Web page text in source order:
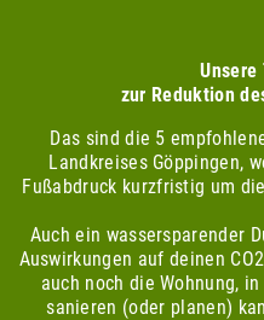
Unsere
zur Reduktion
Das sind die 5
Landkreises Göppingen,
Fußabdruck kurzfristig um
Auch ein wassersparender
Auswirkungen auf deinen
auch noch die Wohnung,
sanieren (oder planen)